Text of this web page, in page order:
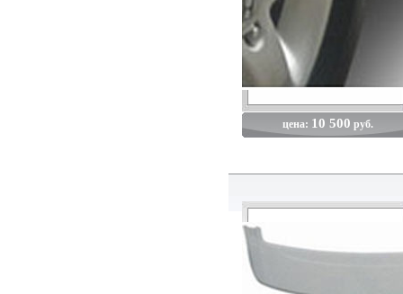
цена: 10 500 руб.